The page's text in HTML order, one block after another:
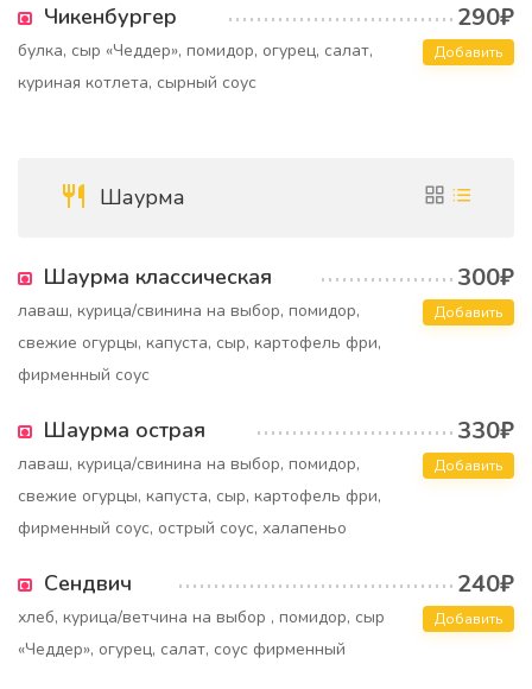
Чикенбургер 290₽
булка, сыр «Чеддер», помидор, огурец, салат,
куриная котлета, сырный соус
Добавить
Шаурма
Шаурма классическая 300₽
лаваш, курица/свинина на выбор, помидор,
свежие огурцы, капуста, сыр, картофель фри,
фирменный соус
Добавить
Шаурма острая 330₽
лаваш, курица/свинина на выбор, помидор,
свежие огурцы, капуста, сыр, картофель фри,
фирменный соус, острый соус, халапеньо
Добавить
Сендвич 240₽
хлеб, курица/ветчина на выбор , помидор, сыр
«Чеддер», огурец, салат, соус фирменный
Добавить